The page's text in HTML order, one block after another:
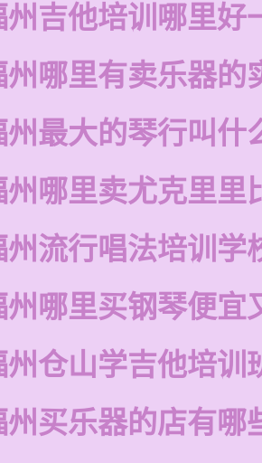
州吉他培训哪里好
州哪里有卖乐器的
州最大的琴行叫什
州哪里卖尤克里里
州流行唱法培训学
州哪里买钢琴便宜
州仓山学吉他培训
州买乐器的店有哪